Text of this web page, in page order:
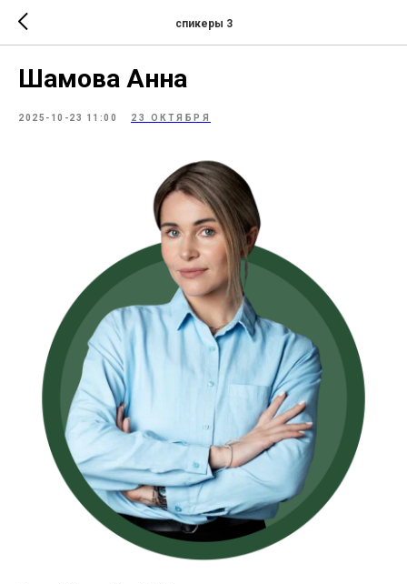
спикеры 3
Шамова Анна
2025-10-23 11:00 23 ОКТЯБРЯ